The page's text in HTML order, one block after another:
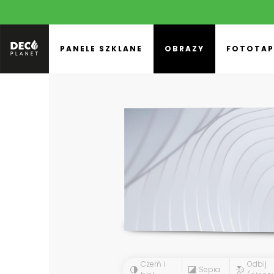
PANELE SZKLANE OBRAZY
Czerń i
Sepia
Odbij